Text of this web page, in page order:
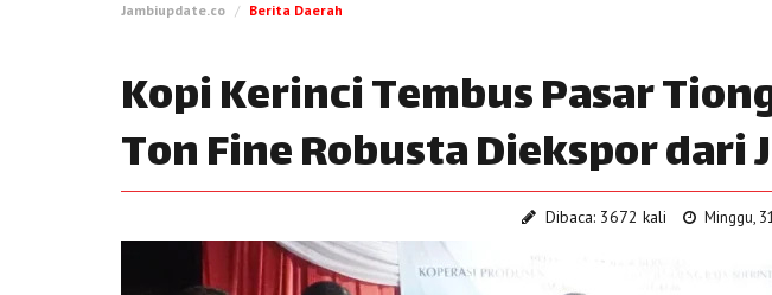
Jambiupdate.co Berita Daerah
Kopi Kerinci Tembus Pasar
Ton Fine Robusta Diekspor dari
Dibaca: 3672 kali Minggu,